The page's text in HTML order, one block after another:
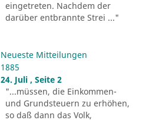
eingetreten. Nachdem der
darüber entbrannte Strei ..."
Neueste Mitteilungen
1885
24. Juli , Seite 2
"...müssen, die Einkommen-
und Grundsteuern zu erhöhen,
so daß dann das Volk,